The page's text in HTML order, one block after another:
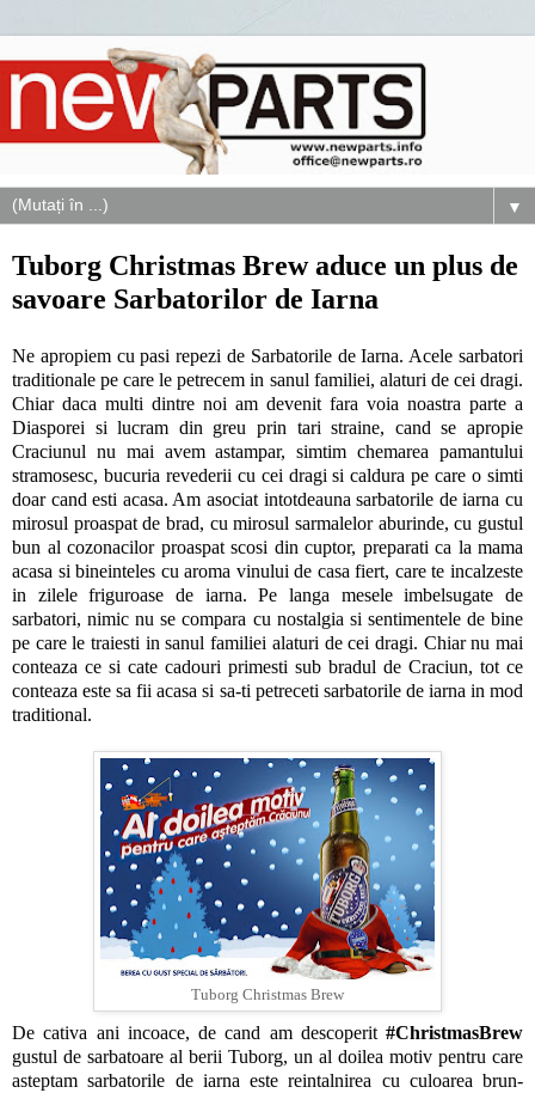
▼
Tuborg Christmas Brew aduce un plus de
savoare Sarbatorilor de Iarna
Ne apropiem cu pasi repezi de Sarbatorile de Iarna. Acele sarbatori
traditionale pe care le petrecem in sanul familiei, alaturi de cei dragi.
Chiar daca multi dintre noi am devenit fara voia noastra parte a
Diasporei si lucram din greu prin tari straine, cand se apropie
Craciunul nu mai avem astampar, simtim chemarea pamantului
stramosesc, bucuria revederii cu cei dragi si caldura pe care o simti
doar cand esti acasa. Am asociat intotdeauna sarbatorile de iarna cu
mirosul proaspat de brad, cu mirosul sarmalelor aburinde, cu gustul
bun al cozonacilor proaspat scosi din cuptor, preparati ca la mama
acasa si bineinteles cu aroma vinului de casa fiert, care te incalzeste
in zilele friguroase de iarna. Pe langa mesele imbelsugate de
sarbatori, nimic nu se compara cu nostalgia si sentimentele de bine
pe care le traiesti in sanul familiei alaturi de cei dragi. Chiar nu mai
conteaza ce si cate cadouri primesti sub bradul de Craciun, tot ce
conteaza este sa fii acasa si sa-ti petreceti sarbatorile de iarna in mod
traditional.
Tuborg Christmas Brew
De cativa ani incoace, de cand am descoperit#ChristmasBrew
gustul de sarbatoare al berii Tuborg, un al doilea motiv pentru care
asteptam sarbatorile de iarna este reintalnirea cu culoarea brun-